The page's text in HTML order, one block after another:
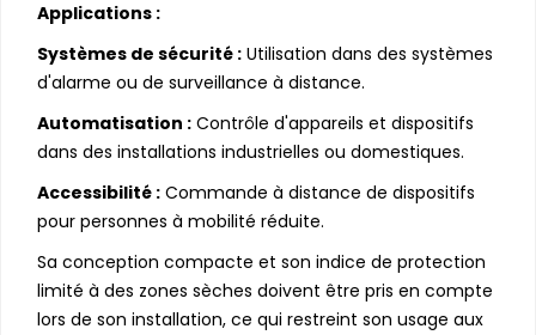
Applications :
Systèmes de sécurité : Utilisation dans des systèmes
d'alarme ou de surveillance à distance.
Automatisation : Contrôle d'appareils et dispositifs
dans des installations industrielles ou domestiques.
Accessibilité : Commande à distance de dispositifs
pour personnes à mobilité réduite.
Sa conception compacte et son indice de protection
limité à des zones sèches doivent être pris en compte
lors de son installation, ce qui restreint son usage aux